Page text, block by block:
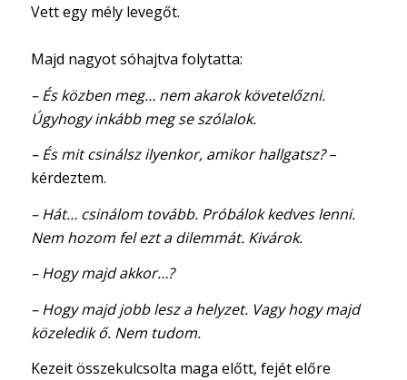
Vett egy mély levegőt.
Majd nagyot sóhajtva folytatta:
– És közben meg… nem akarok követelőzni.
Úgyhogy inkább meg se szólalok.
– És mit csinálsz ilyenkor, amikor hallgatsz?–
kérdeztem.
– Hát… csinálom tovább. Próbálok kedves lenni.
Nem hozom fel ezt a dilemmát. Kivárok.
– Hogy majd akkor…?
– Hogy majd jobb lesz a helyzet. Vagy hogy majd
közeledik ő. Nem tudom.
Kezeit összekulcsolta maga előtt, fejét előre